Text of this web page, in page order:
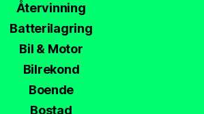
Återvinning
Batterilagring
Bil & Motor
Bilrekond
Boende
Bostad